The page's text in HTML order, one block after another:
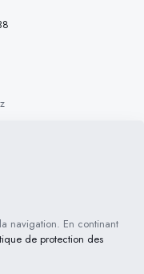
2023
légales
navigation. En continant
de protection des